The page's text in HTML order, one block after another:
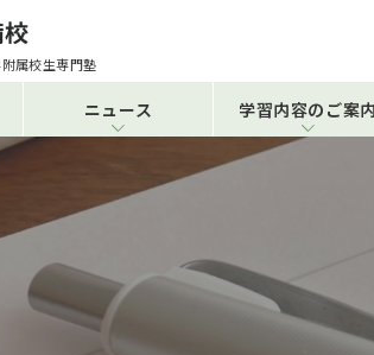
属校生専門塾
ニュース 学習内容のご案内